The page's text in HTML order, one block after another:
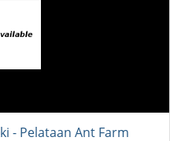
- Pelataan Ant Farm